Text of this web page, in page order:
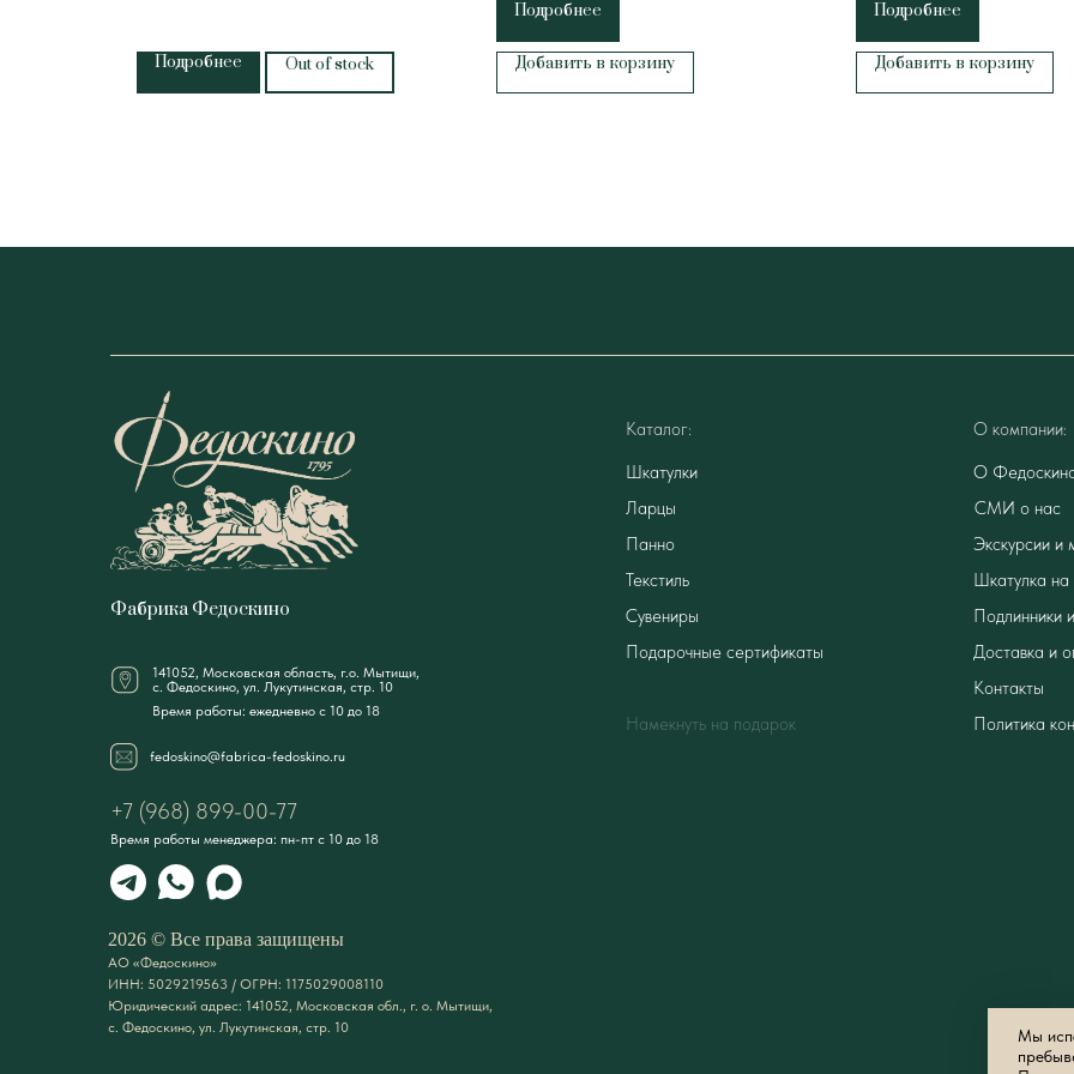
Подробнее Out of stock
Подробнее
Добавить в корзину
Подробнее
Добавить в корзину
141052, Московская область, г.о. Мытищи,
с. Федоскино, ул. Лукутинская, стр. 10
Фабрика Федоскино
+7 (968) 899-00-77
АО «Федоскино»
ИНН: 5029219563 / ОГРН: 1175029008110
Юридический адрес: 141052, Московская обл., г. о. Мытищи,
с. Федоскино, ул. Лукутинская, стр. 10
2026 © Все права защищены
Время работы: ежедневно с 10 до 18
Время работы менеджера: пн-пт с 10 до 18
Каталог:
Шкатулки
Ларцы
Панно
Текстиль
Сувениры
Подарочные сертификаты
Намекнуть на подарок
О компании:
О
Контакты
Экскурсии и
Подлинники
Доставка и
fedoskino@fabrica-fedoskino.ru
Шкатулка на
Политика
СМИ о нас
Мы